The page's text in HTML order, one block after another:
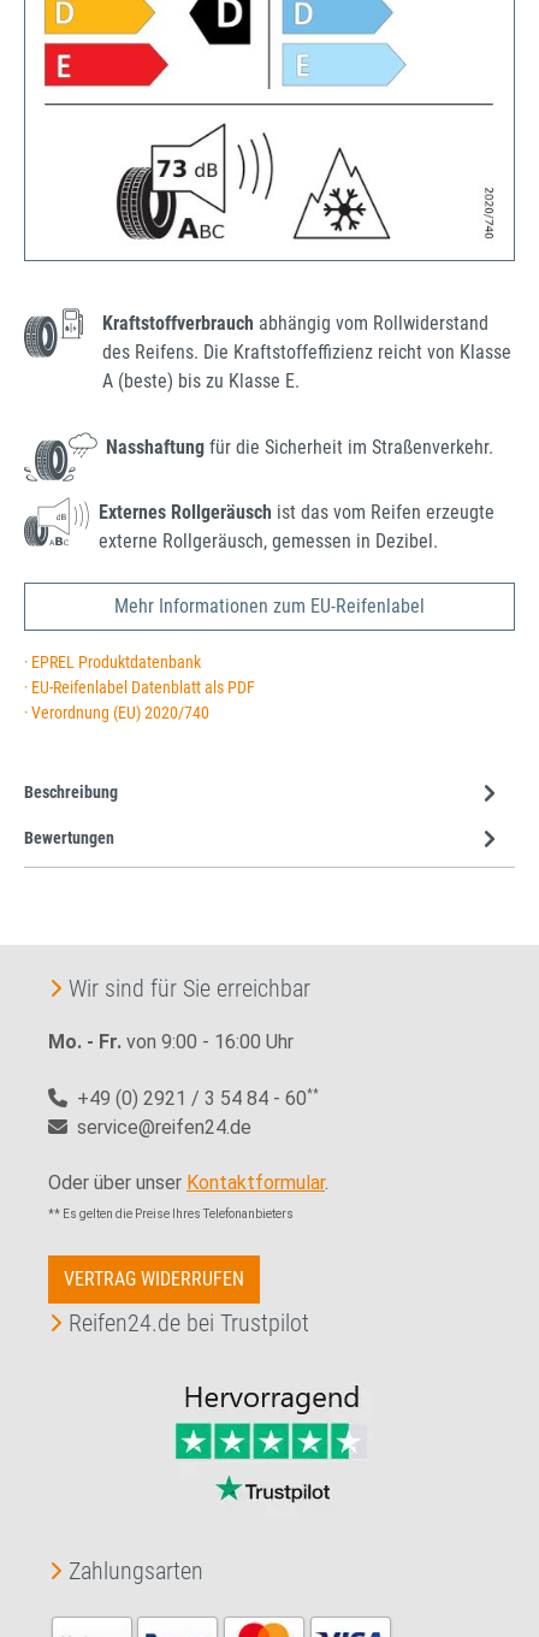
Kraftstoffverbrauch abhängig vom Rollwiderstand
des Reifens. Die Kraftstoffeffizienz reicht von Klasse
A (beste) bis zu Klasse E.
Nasshaftung für die Sicherheit im Straßenverkehr.
Externes Rollgeräusch ist das vom Reifen erzeugte
externe Rollgeräusch, gemessen in Dezibel.
Mehr Informationen zum EU-Reifenlabel
· EPREL Produktdatenbank
· EU-Reifenlabel Datenblatt als PDF
· Verordnung (EU) 2020/740
Beschreibung
Bewertungen
Wir sind für Sie erreichbar
Mo. - Fr. von 9:00 - 16:00 Uhr
+49 (0) 2921 / 3 54 84 - 60**
service@reifen24.de
Oder über unser Kontaktformular.
** Es gelten die Preise Ihres Telefonanbieters
VERTRAG WIDERRUFEN
Reifen24.de bei Trustpilot
Zahlungsarten